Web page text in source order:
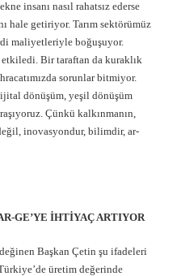
insanı nasıl rahatsız ederse
hale getiriyor. Tarım sektörümüz
maliyetleriyle boğuşuyor.
Bir taraftan da kuraklık
sorunlar bitmiyor.
dönüşüm, yeşil dönüşüm
Çünkü kalkınmanın,
inovasyondur, bilimdir, ar-
GE’YE İHTİYAÇ ARTIYOR
Başkan Çetin şu ifadeleri
üretim değerinde